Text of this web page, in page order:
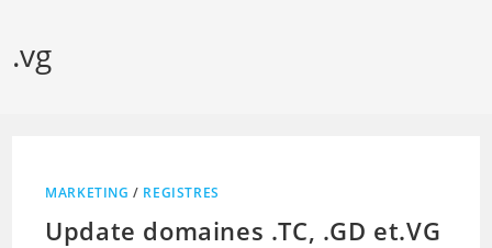
.vg
MARKETING / REGISTRES
Update domaines .TC, .GD et.VG